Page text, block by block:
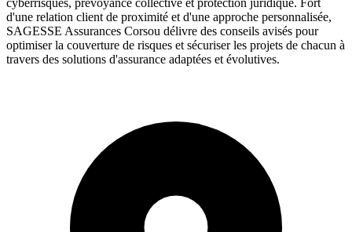
d'une relation client de proximité et d'une approche personnalisée,
SAGESSE Assurances Corsou délivre des conseils avisés pour
optimiser la couverture de risques et sécuriser les projets de chacun à
travers des solutions d'assurance adaptées et évolutives.